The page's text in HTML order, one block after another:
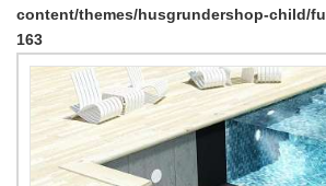
content/themes/husgrundershop-child/
163